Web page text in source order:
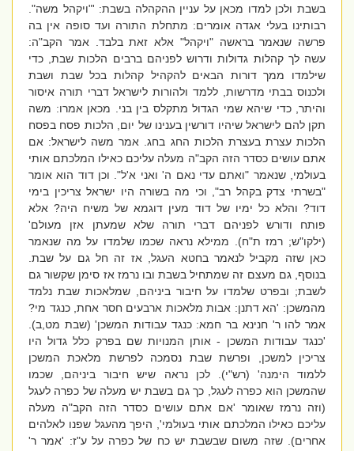
בשבת ולכן למדו מכאן על עניין ההקהלה בשבת: '"ויקהל משה".
רבותינו בעלי אגדה אומרים: מתחלת התורה ועד סופה אין בה
פרשה שנאמר בראשה "ויקהל" אלא זאת בלבד. אמר הקב"ה:
עשה לך קהלות גדולות ודרוש לפניהם ברבים הלכות שבת, כדי
שילמדו ממך דורות הבאים להקהיל קהלות בכל שבת ושבת
ולכנוס בבתי מדרשות, ללמד ולהורות לישראל דברי תורה איסור
והיתר, כדי שיהא שמי הגדול מתקלס בין בני. מכאן אמרו: משה
תקן להם לישראל שיהיו דורשין בענינו של יום, הלכות פסח בפסח
הלכות עצרת בעצרת הלכות החג בחג. אמר משה לישראל: אם
אתם עושים כסדר הזה הקב"ה מעלה עליכם כאילו המלכתם אותי
בעולמי, שנאמר "ואתם עדי נאם ה' ואני א'ל". וכן דוד הוא אומר
"בשרתי צדק בקהל רב", וכי מה בשורה היו ישראל צריכין בימי
דוד? והלא כל ימיו של דוד מעין דוגמא של משיח היה? אלא
פותח ודורש לפניהם דברי תורה שלא שמעתן אזן מעולם'
(ילקו"ש; רמז ת"ח). ממילא נראה שכמו שלמדו על מה שנאמר
כאן שזה מקביל לנאמר בחטא העגל, אז זה חל גם על שבת.
בנוסף, גם מעצם זה שמתחיל בשבת ובו נרמז אז סימן שקשור גם
לשבת; ובפרט שלמדו על חיבור ביניהם, שמלאכות שבת נלמד
מהמשכן: 'הא דתנן: אבות מלאכות ארבעים חסר אחת, כנגד מי?
אמר להו ר' חנינא בר חמא: כנגד עבודות המשכן' (שבת מט,ב).
'כנגד עבודות המשכן - אותן המנויות שם בפרק כלל גדול היו
צריכין למשכן, ופרשת שבת נסמכה לפרשת מלאכת המשכן
ללמוד הימנה' (רש"י). לכן נראה שיש חיבור ביניהם, שכמו
שהמשכן הוא כפרה לעגל, כך גם בשבת יש מעלה של כפרה לעגל
(וזה נרמז שאומר 'אם אתם עושים כסדר הזה הקב"ה מעלה
עליכם כאילו המלכתם אותי בעולמי', היפך מהעגל שפנו לאלהים
אחרים). שזה משום שבשבת יש כח של כפרה על ע"ז: 'אמר ר'